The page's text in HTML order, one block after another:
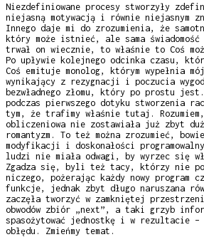
Niezdefiniowane procesy stworzyły
niejasną motywacją i równie niejasnym
Innego daje mi do zrozumienia, że
który może istnieć, ale sama
trwał on wiecznie, to właśnie to Coś
Po upływie kolejnego odcinka czasu,
Coś emituje monolog, którym wypełnia
wynikający z rezygnacji i poczucia
bezwładnego złomu, który po prostu
podczas pierwszego dotyku stworzenia
tym, że trafimy właśnie tutaj.
obliczeniowa nie zostawiała już zbyt
romantyzm. To też można zrozumieć,
modyfikacji i doskonałości
ludzi nie miała odwagi, by wyrzec się
Zgadza się, byli też tacy, którzy nie
niczego, pożerając każdy nowy program
funkcje, jednak zbyt długo naruszana
zaczęła tworzyć w zamkniętej
obwodów zbiór „next”, a taki grzyb
spasożytować jednostkę i w rezultacie –
obłędu. Zmieńmy temat.